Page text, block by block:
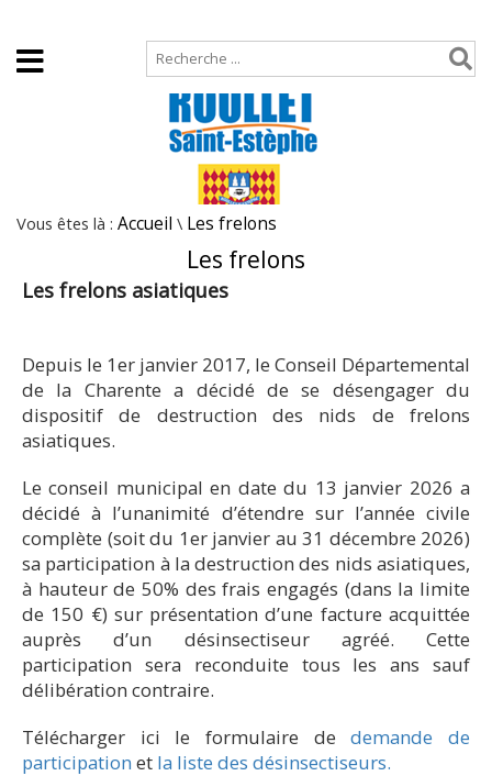
Vous êtes là : Accueil \ Les frelons
Les frelons
Les frelons asiatiques
Depuis le 1er janvier 2017, le Conseil Départemental
de la Charente a décidé de se désengager du
dispositif de destruction des nids de frelons
asiatiques.
Le conseil municipal en date du 13 janvier 2026 a
décidé à l’unanimité d’étendre sur l’année civile
complète (soit du 1er janvier au 31 décembre 2026)
sa participation à la destruction des nids asiatiques,
à hauteur de 50% des frais engagés (dans la limite
de 150 €) sur présentation d’une facture acquittée
auprès d’un désinsectiseur agréé. Cette
participation sera reconduite tous les ans sauf
délibération contraire.
Télécharger ici le formulaire de demande de
participation et la liste des désinsectiseurs.